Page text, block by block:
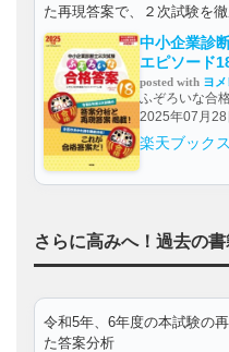
た再現答案で、２次試験を徹
中小企業診
エピソード
posted with ヨ
ふぞろいな合
2025年07月28
楽天ブックス
さらに高みへ！過去の書
令和5年、6年度の本試験の
た答案分析